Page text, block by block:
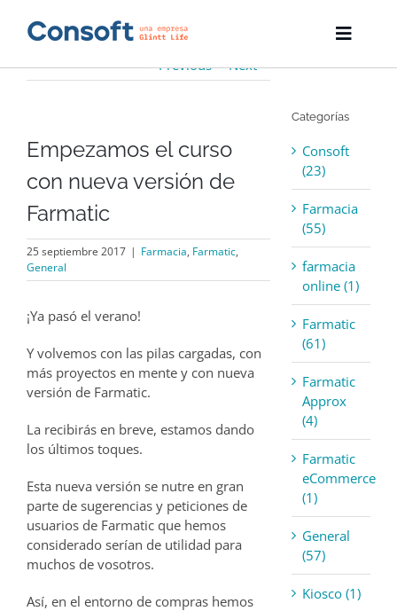
Toggle
Descargas
Servicios
Blog
Contacto
Previous Next
Empezamos el curso
con nueva versión de
Farmatic
25 septiembre 2017 | Farmacia, Farmatic,
General
¡Ya pasó el verano!
Y volvemos con las pilas cargadas, con
más proyectos en mente y con nueva
versión de Farmatic.
La recibirás en breve, estamos dando
los últimos toques.
Esta nueva versión se nutre en gran
parte de sugerencias y peticiones de
usuarios de Farmatic que hemos
considerado serían de utilidad para
muchos de vosotros.
Así, en el entorno de compras hemos
Categorías
Consoft
(23)
Farmacia
(55)
farmacia
online (1)
Farmatic
(61)
Farmatic
Approx
(4)
Farmatic
eCommerce
(1)
General
(57)
Kiosco (1)